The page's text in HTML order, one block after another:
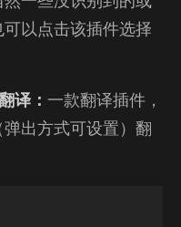
以点击该插件选择
译： 一款翻译插件，
出方式可设置）翻